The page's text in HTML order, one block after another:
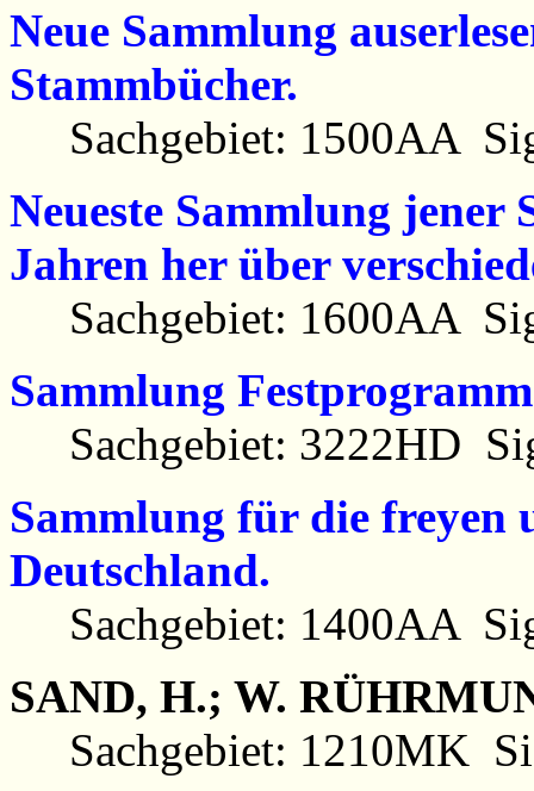
Neue Sammlung
Stammbücher.
Sachgebiet: 1500AA
Neueste Sammlung jener
Jahren her über
Sachgebiet: 1600AA
Sammlung
Sachgebiet: 3222HD
Sammlung für die freyen
Deutschland.
Sachgebiet: 1400AA
SAND, H.; W.
Sachgebiet: 1210MK